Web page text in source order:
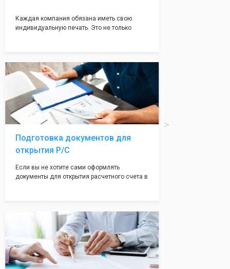
Каждая компания обязана иметь свою
индивидуальную печать. Это не только
вам поможем с помощью изготовления
печати по индивидуальному эскизу, который
Вы выберете сами из нашего каталога.
Подготовка документов для
открытия Р/С
Если вы не хотите сами оформлять
документы для открытия расчетного счета в
открытия счета, с минимальным затратом
вашего времени и сил!